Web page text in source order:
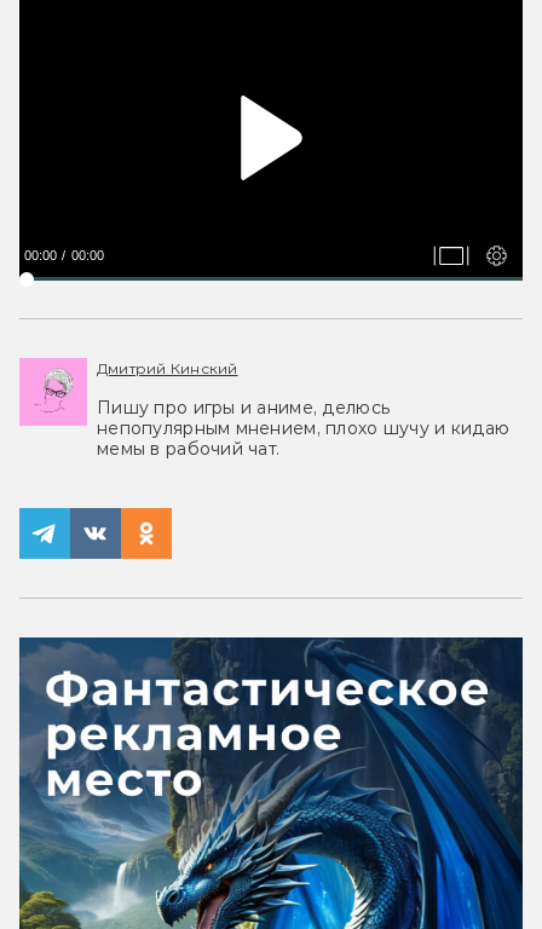
00:00 00:00
Дмитрий Кинский
Пишу про игры и аниме, делюсь
непопулярным мнением, плохо шучу и кидаю
мемы в рабочий чат.